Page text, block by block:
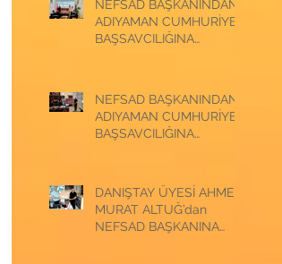
NEFSAD BAŞKANINDAN
ADIYAMAN CUMHURİYET
BAŞSAVCILIĞINA
NEFSAD BAŞKANINDAN
ADIYAMAN CUMHURİYET
BAŞSAVCILIĞINA
DANIŞTAY ÜYESİ AHMET
MURAT ALTUĞ’dan
NEFSAD BAŞKANINA